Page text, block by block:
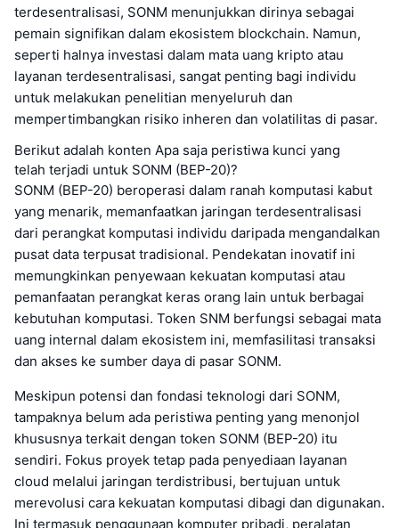
terdesentralisasi, SONM menunjukkan dirinya sebagai
pemain signifikan dalam ekosistem blockchain. Namun,
seperti halnya investasi dalam mata uang kripto atau
layanan terdesentralisasi, sangat penting bagi individu
untuk melakukan penelitian menyeluruh dan
mempertimbangkan risiko inheren dan volatilitas di pasar.
Berikut adalah konten Apa saja peristiwa kunci yang
telah terjadi untuk SONM (BEP-20)?
SONM (BEP-20) beroperasi dalam ranah komputasi kabut
yang menarik, memanfaatkan jaringan terdesentralisasi
dari perangkat komputasi individu daripada mengandalkan
pusat data terpusat tradisional. Pendekatan inovatif ini
memungkinkan penyewaan kekuatan komputasi atau
pemanfaatan perangkat keras orang lain untuk berbagai
kebutuhan komputasi. Token SNM berfungsi sebagai mata
uang internal dalam ekosistem ini, memfasilitasi transaksi
dan akses ke sumber daya di pasar SONM.
Meskipun potensi dan fondasi teknologi dari SONM,
tampaknya belum ada peristiwa penting yang menonjol
khususnya terkait dengan token SONM (BEP-20) itu
sendiri. Fokus proyek tetap pada penyediaan layanan
cloud melalui jaringan terdistribusi, bertujuan untuk
merevolusi cara kekuatan komputasi dibagi dan digunakan.
Ini termasuk penggunaan komputer pribadi, peralatan